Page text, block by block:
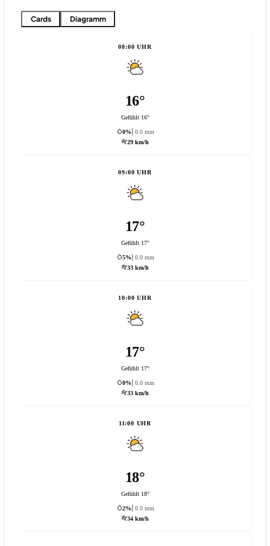
Cards Diagramm
08:00 UHR
16°
Gefühlt 16°
0%
0.0 mm
29 km/h
09:00 UHR
17°
Gefühlt 17°
5%
0.0 mm
33 km/h
10:00 UHR
17°
Gefühlt 17°
0%
0.0 mm
33 km/h
11:00 UHR
18°
Gefühlt 18°
2%
0.0 mm
34 km/h